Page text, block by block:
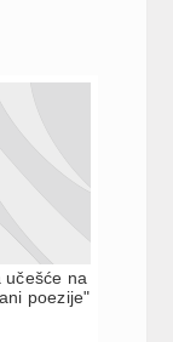
učešće na
poezije"